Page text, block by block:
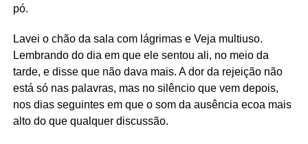
pó.
Lavei o chão da sala com lágrimas e Veja multiuso.
Lembrando do dia em que ele sentou ali, no meio da
tarde, e disse que não dava mais. A dor da rejeição não
está só nas palavras, mas no silêncio que vem depois,
nos dias seguintes em que o som da ausência ecoa mais
alto do que qualquer discussão.